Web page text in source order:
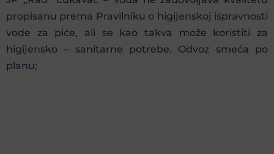
propisanu prema Pravilniku o higijenskoj ispravnosti
vode za piće, ali se kao takva može koristiti za
higijensko – sanitarne potrebe. Odvoz smeća po
planu;